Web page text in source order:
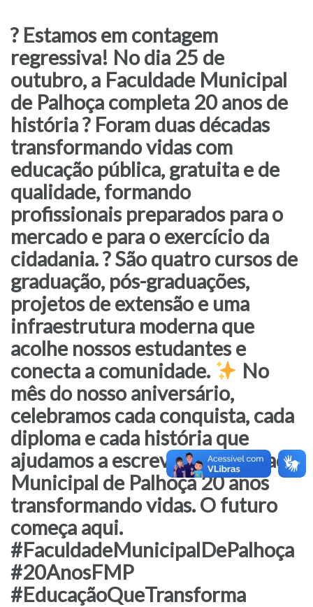
? Estamos em contagem
regressiva! No dia 25 de
outubro, a Faculdade Municipal
de Palhoça completa 20 anos de
história ? Foram duas décadas
transformando vidas com
educação pública, gratuita e de
qualidade, formando
profissionais preparados para o
mercado e para o exercício da
cidadania. ? São quatro cursos de
graduação, pós-graduações,
projetos de extensão e uma
infraestrutura moderna que
acolhe nossos estudantes e
conecta a comunidade.
No
mês do nosso aniversário,
celebramos cada conquista, cada
diploma e cada história que
ajudamos a escrever. ? Faculdade
Municipal de Palhoça 20 anos
transformando vidas. O futuro
começa aqui.
#FaculdadeMunicipalDePalhoça
#20AnosFMP
#EducaçãoQueTransforma